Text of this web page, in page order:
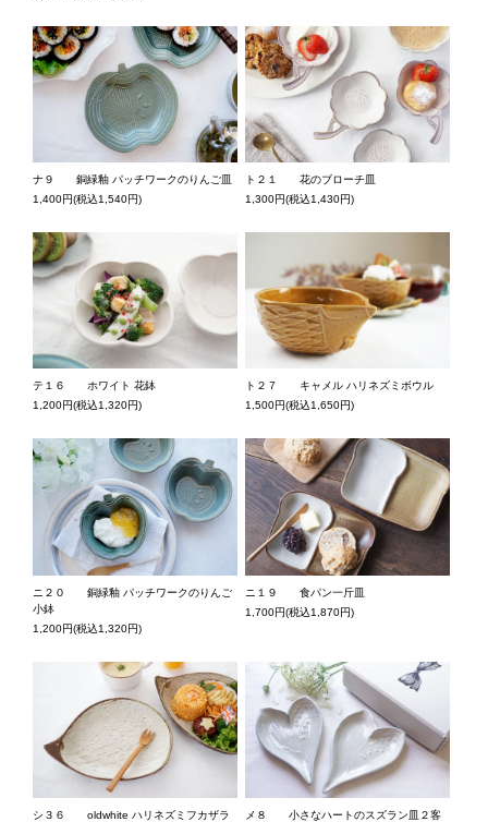
ナ９ 銅緑釉 パッチワークのりんご皿
1,400円(税込1,540円)
ト２１ 花のブローチ皿
1,300円(税込1,430円)
テ１６ ホワイト 花鉢
1,200円(税込1,320円)
ト２７ キャメル ハリネズミボウル
1,500円(税込1,650円)
ニ２０ 銅緑釉 パッチワークのりんご
小鉢
1,200円(税込1,320円)
ニ１９ 食パン一斤皿
1,700円(税込1,870円)
シ３６ oldwhite ハリネズミフカザラ メ８ 小さなハートのスズラン皿２客